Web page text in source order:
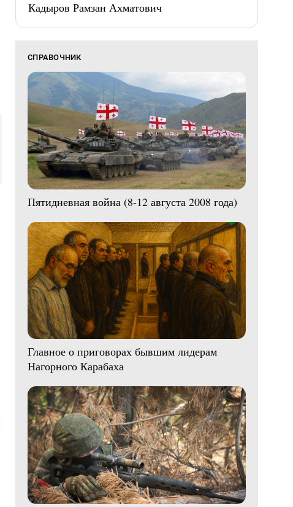
Кадыров Рамзан Ахматович
СПРАВОЧНИК
Пятидневная война (8-12 августа 2008 года)
Главное о приговорах бывшим лидерам
Нагорного Карабаха